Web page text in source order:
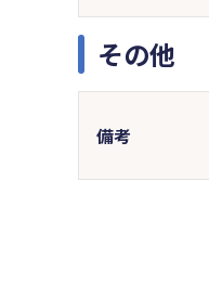
その他
備考